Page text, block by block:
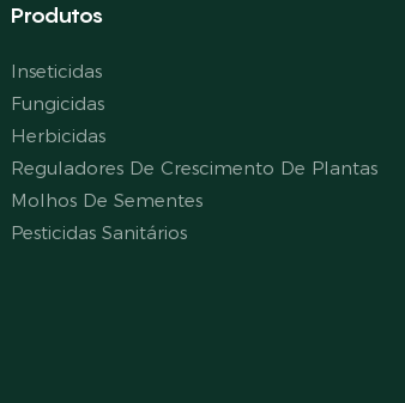
Produtos
Inseticidas
Fungicidas
Herbicidas
Reguladores De Crescimento De Plantas
Molhos De Sementes
Pesticidas Sanitários